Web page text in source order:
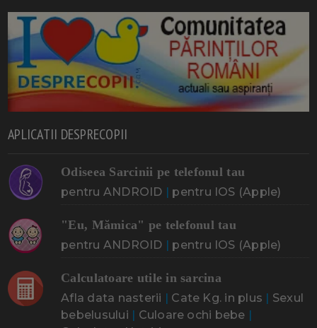
APLICATII DESPRECOPII
Odiseea Sarcinii pe telefonul tau
pentru ANDROID pentru IOS (Apple)
"Eu, Mămica" pe telefonul tau
pentru ANDROID pentru IOS (Apple)
Calculatoare utile in sarcina
Afla data nasterii Cate Kg. in plus
Sexul
bebelusului
Culoare ochi bebe